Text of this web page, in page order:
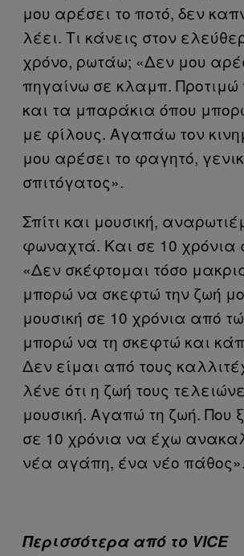
μου αρέσει το ποτό, δεν
λέει. Τι κάνεις στον
χρόνο, ρωτάω; «Δεν μου
πηγαίνω σε κλαμπ.
και τα μπαράκια όπου
με φίλους. Αγαπάω τον
μου αρέσει το φαγητό,
σπιτόγατος».
Σπίτι και μουσική,
φωναχτά. Και σε 10 χρόνια
«Δεν σκέφτομαι τόσο
μπορώ να σκεφτώ την ζωή
μουσική σε 10 χρόνια από
μπορώ να τη σκεφτώ και
Δεν είμαι από τους
λένε ότι η ζωή τους
μουσική. Αγαπώ τη ζωή. Που
σε 10 χρόνια να έχω
νέα αγάπη, ένα νέο πάθος».
Περισσότερα από το VICE